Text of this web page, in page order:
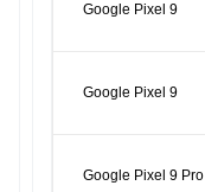
Google Pixel 9
Google Pixel 9
Google Pixel 9 Pro